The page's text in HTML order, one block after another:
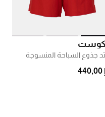
جذوع السباحة المنسوجة